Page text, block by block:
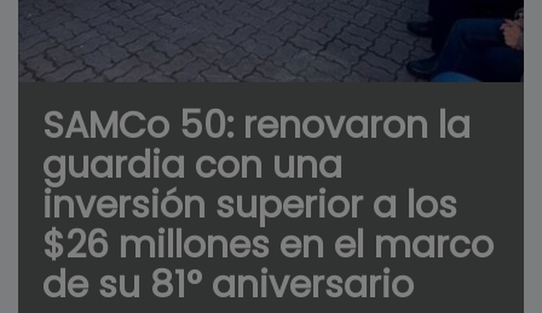
SAMCo 50: renovaron la
guardia con una
inversión superior a los
$26 millones en el marco
de su 81° aniversario